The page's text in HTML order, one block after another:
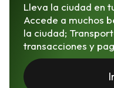
Lleva la ciudad en
Accede a muchos
la ciudad;
transacciones y